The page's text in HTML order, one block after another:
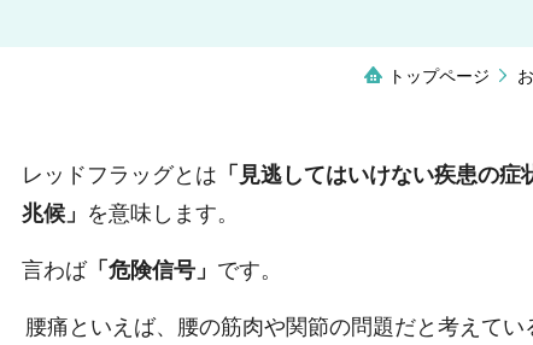
トップページ
レッドフラッグとは 「見逃してはいけない疾患の症
兆候」 を意味します。
言わば「危険信号」 です。
腰痛といえば、腰の筋肉や関節の問題だと考えてい